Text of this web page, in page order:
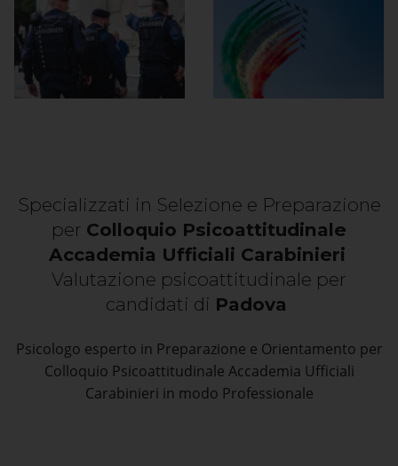
Specializzati in Selezione e Preparazione
per Colloquio Psicoattitudinale
Accademia Ufficiali Carabinieri
Valutazione psicoattitudinale per
candidati di Padova
Psicologo esperto in Preparazione e Orientamento per
Colloquio Psicoattitudinale Accademia Ufficiali
Carabinieri in modo Professionale